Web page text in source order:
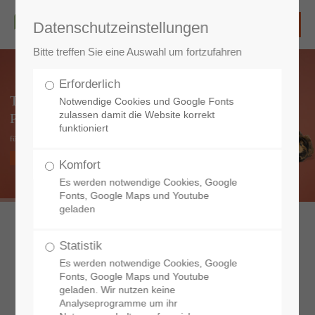
TIERÄRZTLICHE
PRAXIS
für Klein- und Heimtiere
Datenschutzeinstellungen
Bitte treffen Sie eine Auswahl um fortzufahren
Erforderlich
Notwendige Cookies und Google Fonts
zulassen damit die Website korrekt
funktioniert
Komfort
Es werden notwendige Cookies, Google
Fonts, Google Maps und Youtube
geladen
Statistik
Es werden notwendige Cookies, Google
Fonts, Google Maps und Youtube
geladen. Wir nutzen keine
Analyseprogramme um ihr